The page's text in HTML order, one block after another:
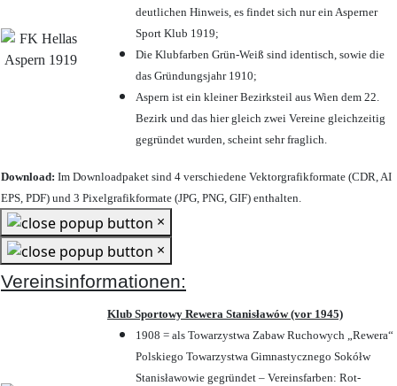
deutlichen Hinweis, es findet sich nur ein Asperner
Sport Klub 1919;
Die Klubfarben Grün-Weiß sind identisch, sowie die
das Gründungsjahr 1910;
Aspern ist ein kleiner Bezirksteil aus Wien dem 22.
Bezirk und das hier gleich zwei Vereine gleichzeitig
gegründet wurden, scheint sehr fraglich.
Download: Im Downloadpaket sind 4 verschiedene Vektorgrafikformate (CDR, AI
EPS, PDF) und 3 Pixelgrafikformate (JPG, PNG, GIF) enthalten.
×
×
Vereinsinformationen:
Klub Sportowy Rewera Stanisławów (vor 1945)
1908 = als Towarzystwa Zabaw Ruchowych „Rewera“
Polskiego Towarzystwa Gimnastycznego Sokółw
Stanisławowie gegründet – Vereinsfarben: Rot-